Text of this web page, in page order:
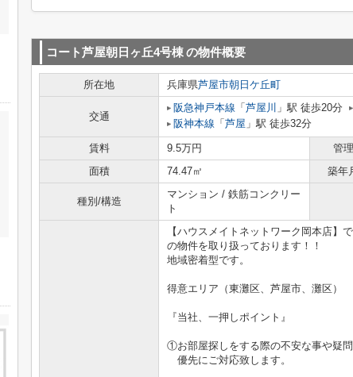
コート芦屋朝日ヶ丘4号棟の物件概要
所在地 兵庫県芦屋市朝日ケ丘町
交通
阪急神戸本線 「 芦屋川 」駅 徒歩20分
阪神本線 「 芦屋 」駅 徒歩32分
賃料 9.5万円 管
面積
74.47㎡ 築年
種別/構造
マンション / 鉄筋コンクリー
ト
【ハウスメイトネットワーク岡本店】
の物件を取り扱っております！！
地域密着型です。
得意エリア（東灘区、芦屋市、灘区）
『当社、一押しポイント』
①お部屋探しをする際の不安な事や疑
優先にご対応致します。